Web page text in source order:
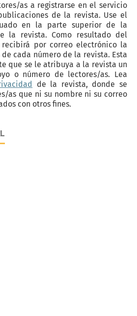
as a registrarse en el servicio
de la revista. Use el
en la parte superior de la
la revista. Como resultado del
por correo electrónico la
cada número de la revista. Esta
que se le atribuya a la revista un
o número de lectores/as. Lea
de la revista, donde se
as que ni su nombre ni su correo
con otros fines.